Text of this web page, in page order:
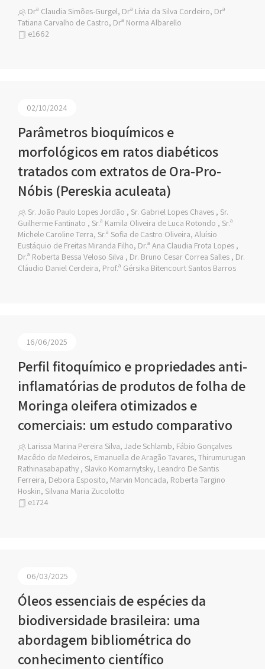
Drª Claudia Simões-Gurgel, Drª Lívia da Silva Cordeiro, Drª
Tatiana Carvalho de Castro, Drª Norma Albarello
e1662
02/10/2024
Parâmetros bioquímicos e
morfológicos em ratos diabéticos
tratados com extratos de Ora-Pro-
Nóbis (Pereskia aculeata)
Sr. João Paulo Lopes Jordão , Sr. Gabriel Lopes Chaves , Sr.
Guilherme Fantinato , Sr.ª Kamila Oliveira de Luca Rotondo , Sr.ª
Michele Caroline Terra, Sr.ª Sofia de Castro Oliveira, Aluísio
Eustáquio de Freitas Miranda Filho, Dr.ª Ana Claudia Frota Lopes ,
Dr.ª Roberta Bessa Veloso Silva , Dr. Bruno Cesar Correa Salles , Dr.
Cláudio Daniel Cerdeira, Prof.ª Gérsika Bitencourt Santos Barros
16/06/2025
Perfil fitoquímico e propriedades anti-
inflamatórias de produtos de folha de
Moringa oleifera otimizados e
comerciais: um estudo comparativo
Larissa Marina Pereira Silva, Jade Schlamb, Fábio Gonçalves
Macêdo de Medeiros, Emanuella de Aragão Tavares, Thirumurugan
Rathinasabapathy , Slavko Komarnytsky, Leandro De Santis
Ferreira, Debora Esposito, Marvin Moncada, Roberta Targino
Hoskin, Silvana Maria Zucolotto
e1724
06/03/2025
Óleos essenciais de espécies da
biodiversidade brasileira: uma
abordagem bibliométrica do
conhecimento científico